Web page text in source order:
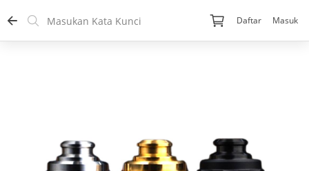
Daftar Masuk